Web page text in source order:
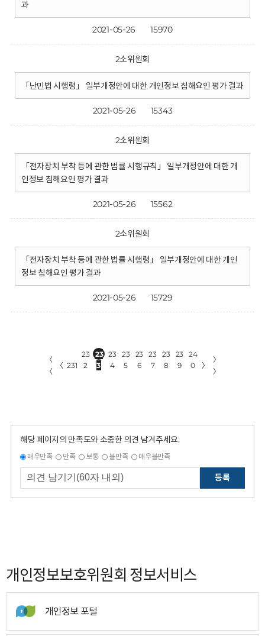
과
2021-05-26 15970
2소위원회
「난민법 시행령」 일부개정안에 대한 개인정보 침해요인 평가 결과
2021-05-26 15343
2소위원회
「전자장치 부착 등에 관한 법률 시행규칙」 일부개정안에 대한 개
인정보 침해요인 평가 결과
2021-05-26 15562
2소위원회
「전자장치 부착 등에 관한 법률 시행령」 일부개정안에 대한 개인
정보 침해요인 평가 결과
2021-05-26 15729
〈
〈
〈 231
23
2
23
3
23
4
23
5
23
6
23
7
23
8
23
9
24
0
〉
〉
〉
해당 페이지의 만족도와 소중한 의견 남겨주세요.
매우만족 만족 보통 불만족 매우불만족
등록
개인정보보호위원회 정보서비스
개인정보 포털